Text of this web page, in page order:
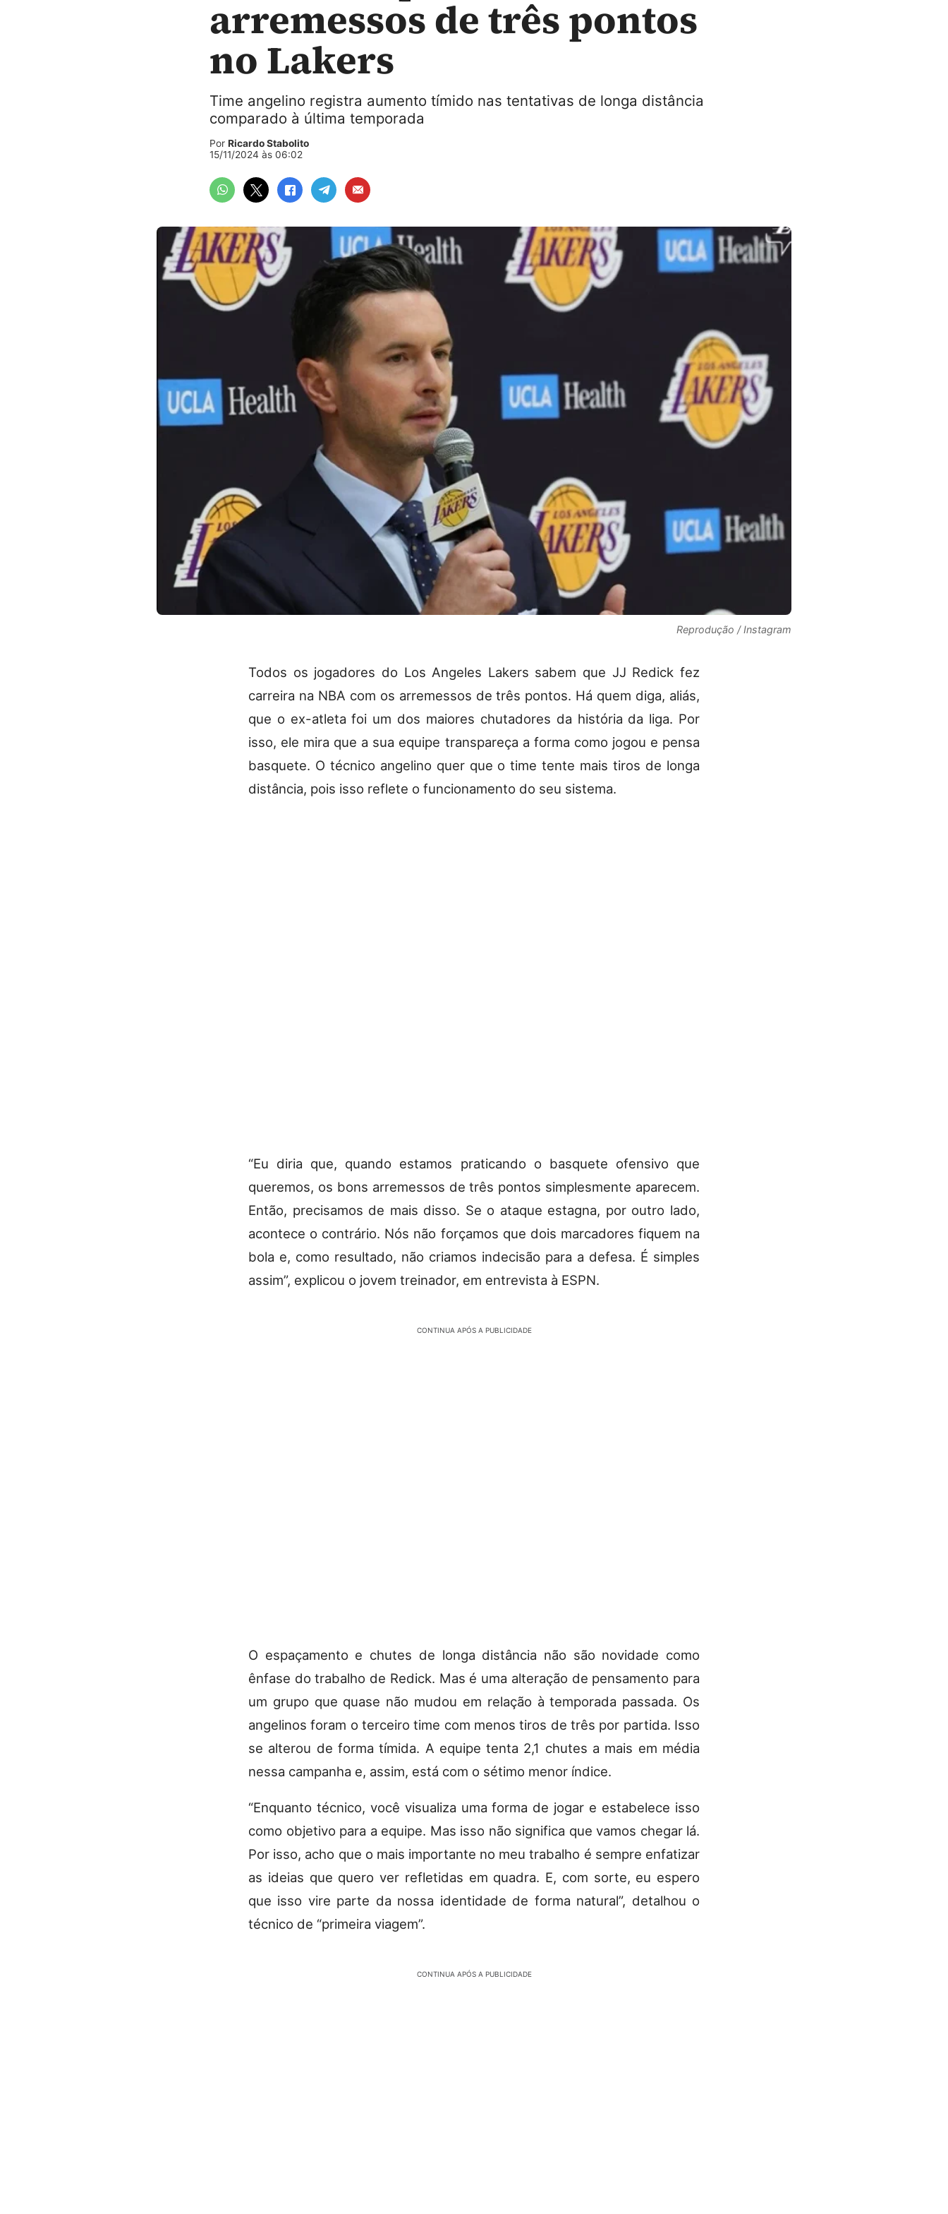
arremessos de três pontos
no Lakers
Time angelino registra aumento tímido nas tentativas de longa distância
comparado à última temporada
Por Ricardo Stabolito
15/11/2024 às 06:02
Reprodução / Instagram
Todos os jogadores do Los Angeles Lakers sabem que JJ Redick fez
carreira na NBA com os arremessos de três pontos. Há quem diga, aliás,
que o ex-atleta foi um dos maiores chutadores da história da liga. Por
isso, ele mira que a sua equipe transpareça a forma como jogou e pensa
basquete. O técnico angelino quer que o time tente mais tiros de longa
distância, pois isso reflete o funcionamento do seu sistema.
“Eu diria que, quando estamos praticando o basquete ofensivo que
queremos, os bons arremessos de três pontos simplesmente aparecem.
Então, precisamos de mais disso. Se o ataque estagna, por outro lado,
acontece o contrário. Nós não forçamos que dois marcadores fiquem na
bola e, como resultado, não criamos indecisão para a defesa. É simples
assim”, explicou o jovem treinador, em entrevista à ESPN.
CONTINUA APÓS A PUBLICIDADE
O espaçamento e chutes de longa distância não são novidade como
ênfase do trabalho de Redick. Mas é uma alteração de pensamento para
um grupo que quase não mudou em relação à temporada passada. Os
angelinos foram o terceiro time com menos tiros de três por partida. Isso
se alterou de forma tímida. A equipe tenta 2,1 chutes a mais em média
nessa campanha e, assim, está com o sétimo menor índice.
“Enquanto técnico, você visualiza uma forma de jogar e estabelece isso
como objetivo para a equipe. Mas isso não significa que vamos chegar lá.
Por isso, acho que o mais importante no meu trabalho é sempre enfatizar
as ideias que quero ver refletidas em quadra. E, com sorte, eu espero
que isso vire parte da nossa identidade de forma natural”, detalhou o
técnico de “primeira viagem”.
CONTINUA APÓS A PUBLICIDADE